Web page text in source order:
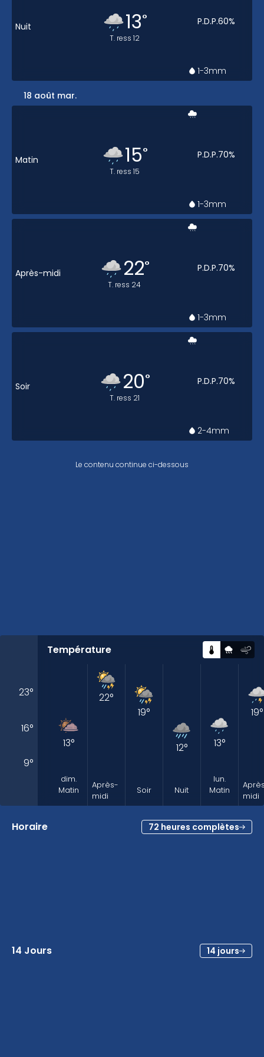
23°
16°
9°
Température
13°
dim.
Matin
22°
Après-
midi
19°
Soir
12°
Nuit
13°
lun.
Matin
19°
midi
Nuit 13°
T. ress 12
P.D.P.60%
1-3mm
18 août mar.
Matin 15°
T. ress 15
P.D.P.70%
1-3mm
Après-midi 22°
T. ress 24
P.D.P.70%
1-3mm
Soir 20°
T. ress 21
P.D.P.70%
2-4mm
Horaire 72 heures complètes
14 Jours 14 jours
Le contenu continue ci-dessous